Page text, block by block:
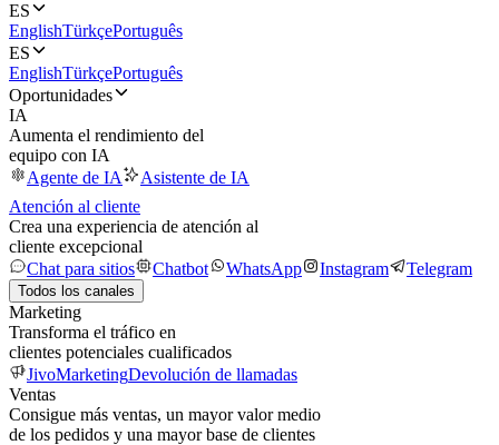
ES
EnglishTürkçePortuguês
ES
EnglishTürkçePortuguês
Oportunidades
IA
Aumenta el rendimiento del
equipo con IA
Agente de IA
Asistente de IA
Atención al cliente
Crea una experiencia de atención al
cliente excepcional
Chat para sitios
Chatbot WhatsApp Instagram Telegram
Todos los canales
Marketing
Transforma el tráfico en
clientes potenciales cualificados
JivoMarketingDevolución de llamadas
Ventas
Consigue más ventas, un mayor valor medio
de los pedidos y una mayor base de clientes